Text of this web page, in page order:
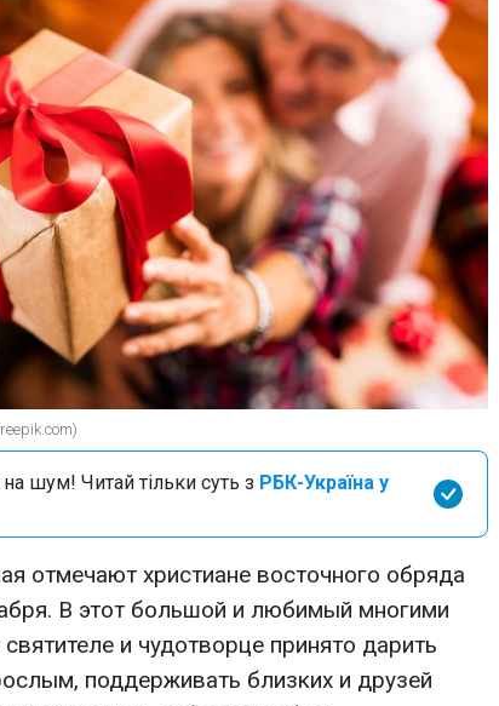
шум! Читай тільки суть з РБК-Україна у
отмечают христиане восточного обряда
В этот большой и любимый многими
и чудотворце принято дарить
поддерживать близких и друзей